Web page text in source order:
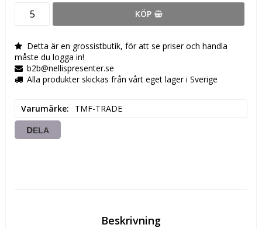
KÖP
Detta är en grossistbutik, för att se priser och handla
måste du logga in!
b2b@nellispresenter.se
Alla produkter skickas från vårt eget lager i Sverige
Varumärke TMF-TRADE
DELA
Beskrivning